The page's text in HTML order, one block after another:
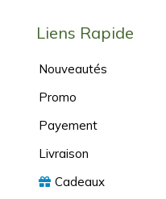
Liens Rapide
Nouveautés
Promo
Payement
Livraison
Cadeaux